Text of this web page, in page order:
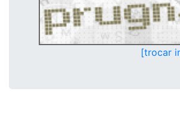
[trocar